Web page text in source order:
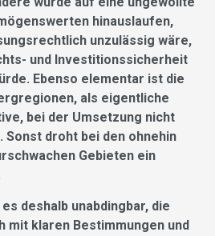
hinauslaufen,
unzulässig wäre,
und Investitionssicherheit
Ebenso elementar ist die
als eigentliche
bei der Umsetzung nicht
droht bei den ohnehin
Gebieten ein
deshalb unabdingbar, die
mit klaren Bestimmungen und